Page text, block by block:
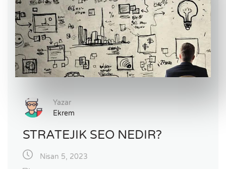
Yazar
Ekrem
STRATEJIK SEO NEDIR?
Nisan 5, 2023